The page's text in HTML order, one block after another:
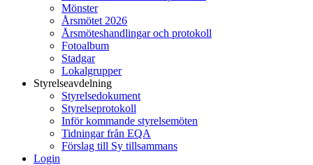
Mönster
Årsmötet 2026
Årsmöteshandlingar och protokoll
Fotoalbum
Stadgar
Lokalgrupper
Styrelseavdelning
Styrelsedokument
Styrelseprotokoll
Inför kommande styrelsemöten
Tidningar från EQA
Förslag till Sy tillsammans
Login